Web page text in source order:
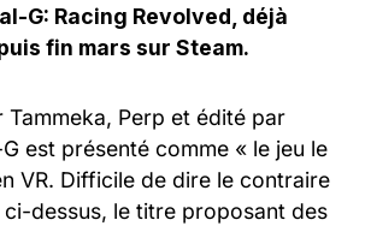
G: Racing Revolved, déjà
fin mars sur Steam.
Tammeka, Perp et édité par
est présenté comme « le jeu le
VR. Difficile de dire le contraire
dessus, le titre proposant des